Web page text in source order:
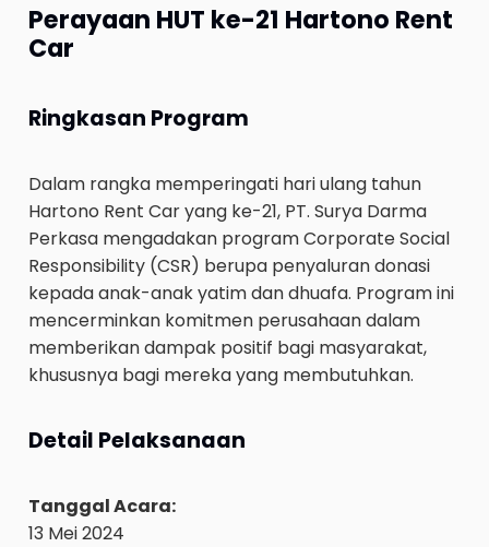
Perayaan HUT ke-21 Hartono Rent
Car
Ringkasan Program
Dalam rangka memperingati hari ulang tahun
Hartono Rent Car yang ke-21, PT. Surya Darma
Perkasa mengadakan program Corporate Social
Responsibility (CSR) berupa penyaluran donasi
kepada anak-anak yatim dan dhuafa. Program ini
mencerminkan komitmen perusahaan dalam
memberikan dampak positif bagi masyarakat,
khususnya bagi mereka yang membutuhkan.
Detail Pelaksanaan
Tanggal Acara:
13 Mei 2024